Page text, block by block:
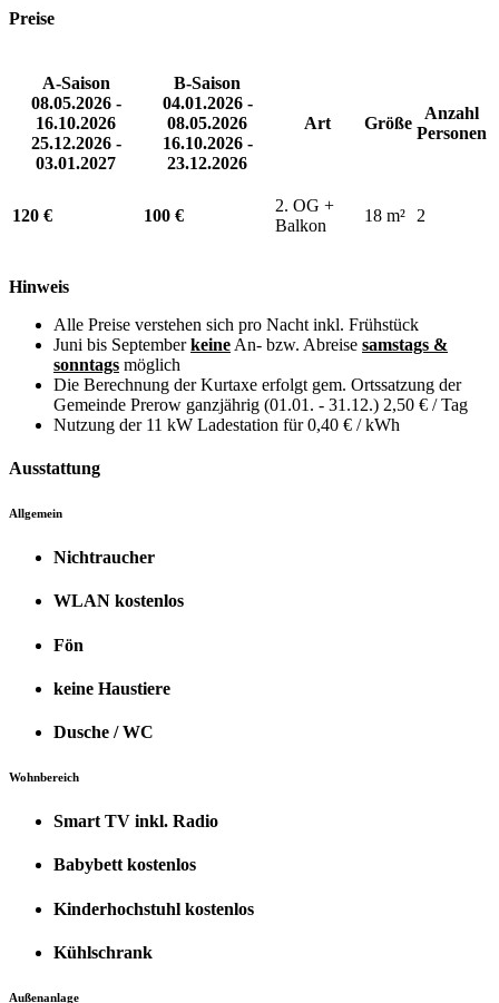
Preise
A-Saison
08.05.2026 -
16.10.2026
25.12.2026 -
03.01.2027
B-Saison
04.01.2026 -
08.05.2026
16.10.2026 -
23.12.2026
Art Größe
Anzahl
Personen
120 € 100 €
2. OG +
Balkon
18 m² 2
Hinweis
Alle Preise verstehen sich pro Nacht inkl. Frühstück
Juni bis Septemberkeine An- bzw. Abreise samstags &
sonntags möglich
Die Berechnung der Kurtaxe erfolgt gem. Ortssatzung der
Gemeinde Prerow ganzjährig (01.01. - 31.12.) 2,50 € / Tag
Nutzung der 11 kW Ladestation für 0,40 € / kWh
Ausstattung
Allgemein
Nichtraucher
WLAN kostenlos
Fön
keine Haustiere
Dusche / WC
Wohnbereich
Smart TV inkl. Radio
Babybett kostenlos
Kinderhochstuhl kostenlos
Kühlschrank
Außenanlage